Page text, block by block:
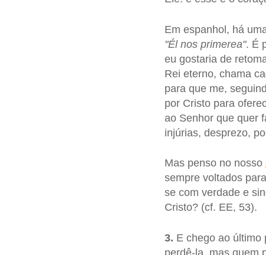
Em espanhol, há
"Él nos primerea". É
eu gostaria de
Rei eterno, chama
para que me,
por Cristo para
ao Senhor que quer
injúrias, desprezo,
Mas penso no nosso
sempre voltados
se com verdade e
Cristo? (cf. EE, 53).
3. E chego ao último
perdê-la, mas quem